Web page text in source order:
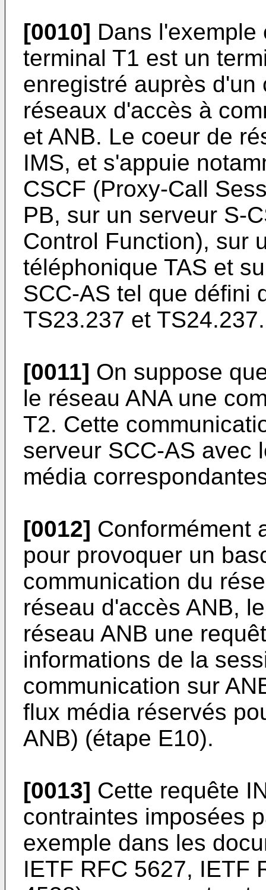
[0010] Dans
terminal T1 est un
enregistré auprès
réseaux d'accès à
et ANB. Le coeur de
IMS, et s'appuie
CSCF (Proxy-Call
PB, sur un serveur S-
Control Function), sur
téléphonique TAS et
SCC-AS tel que défini
TS23.237 et TS24.237.
[0011] On suppose
le réseau ANA une
T2. Cette
serveur SCC-AS avec
média
[0012] Conformément
pour provoquer un
communication du
réseau d'accès ANB,
réseau ANB une
informations de la
communication sur
flux média réservés
ANB) (étape E10).
[0013] Cette requête
contraintes imposées
exemple dans les
IETF RFC 5627, IETF